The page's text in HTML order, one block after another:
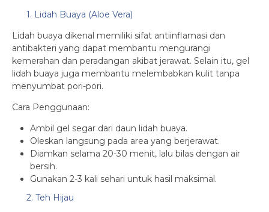
1. Lidah Buaya (Aloe Vera)
Lidah buaya dikenal memiliki sifat antiinflamasi dan
antibakteri yang dapat membantu mengurangi
kemerahan dan peradangan akibat jerawat. Selain itu, gel
lidah buaya juga membantu melembabkan kulit tanpa
menyumbat pori-pori.
Cara Penggunaan:
Ambil gel segar dari daun lidah buaya.
Oleskan langsung pada area yang berjerawat.
Diamkan selama 20-30 menit, lalu bilas dengan air
bersih.
Gunakan 2-3 kali sehari untuk hasil maksimal.
2. Teh Hijau